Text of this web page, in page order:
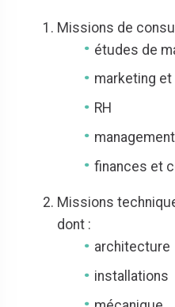
Missions de
études de
marketing
RH
management
finances et
Missions
dont :
architecture
installations